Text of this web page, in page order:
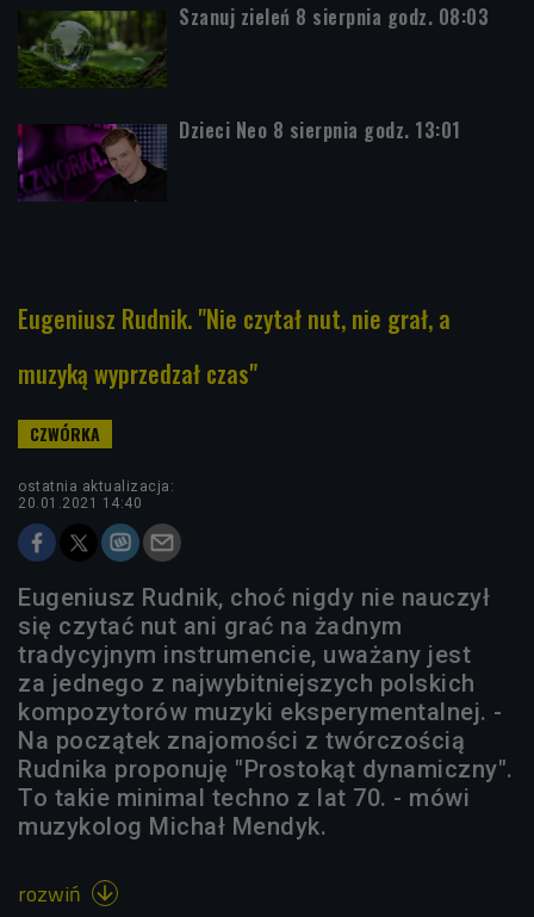
Szanuj zieleń 8 sierpnia godz. 08:03
Dzieci Neo 8 sierpnia godz. 13:01
Eugeniusz Rudnik. "Nie czytał nut, nie grał, a
muzyką wyprzedzał czas"
ostatnia aktualizacja:
20.01.2021 14:40
Eugeniusz Rudnik, choć nigdy nie nauczył
się czytać nut ani grać na żadnym
tradycyjnym instrumencie, uważany jest
za jednego z najwybitniejszych polskich
kompozytorów muzyki eksperymentalnej. -
Na początek znajomości z twórczością
Rudnika proponuję "Prostokąt dynamiczny".
To takie minimal techno z lat 70. - mówi
muzykolog Michał Mendyk.
rozwiń 